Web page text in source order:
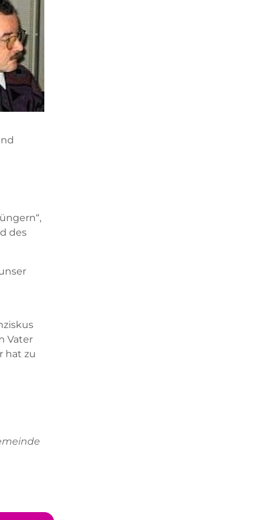
des
Vater
hat zu